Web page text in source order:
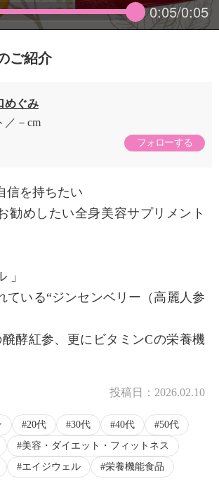
0:05/0:05
ご紹介
めぐみ
－cm
フォローする
信を持ちたい
勧めしたい全身美容サプリメント
」
ている“ジンセンベリー（高麗人参
酵紅参、更にビタミンCの栄養機
投稿日： 2026.02.10
20代 30代 40代
50代
美容・ダイエット・フィットネス
エイジウェル 栄養機能食品